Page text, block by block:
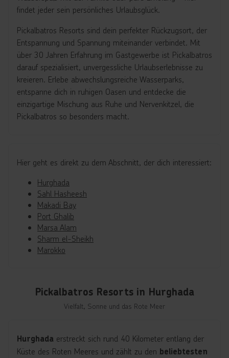
findet jeder sein persönliches Urlaubsglück.
Pickalbatros Resorts sind dein perfekter Rückzugsort, der
Entspannung und Spannung miteinander verbindet. Mit
über 30 Jahren Erfahrung im Gastgewerbe ist Pickalbatros
darauf spezialisiert, unvergessliche Urlaubserlebnisse zu
kreieren. Erlebe abwechslungsreiche Wasserparks,
entspanne dich in ruhigen Oasen und entdecke die
einzigartige Mischung aus Ruhe und Nervenkitzel, die
Pickalbatros so besonders macht.
Hier geht es direkt zu dem Abschnitt, der dich interessiert:
Hurghada
Sahl Hasheesh
Makadi Bay
Port Ghalib
Marsa Alam
Sharm el-Sheikh
Marokko
Pickalbatros Resorts in Hurghada
Vielfalt, Sonne und das Rote Meer
Hurghada erstreckt sich rund 40 Kilometer entlang der
Küste des Roten Meeres und zählt zu den beliebtesten